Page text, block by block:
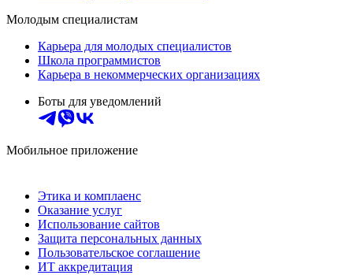
Молодым специалистам
Карьера для молодых специалистов
Школа программистов
Карьера в некоммерческих организациях
Боты для уведомлений
Мобильное приложение
Этика и комплаенс
Оказание услуг
Использование сайтов
Защита персональных данных
Пользовательское соглашение
ИТ аккредитация